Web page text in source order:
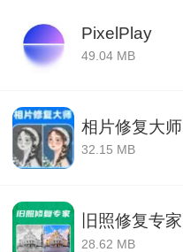
PixelPlay
49.04 MB
相片修复大师
32.15 MB
旧照修复专家
28.62 MB